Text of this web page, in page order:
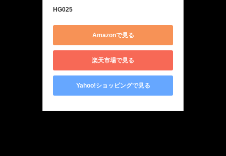
HG025
Amazonで見る
楽天市場で見る
Yahoo!ショッピングで見る